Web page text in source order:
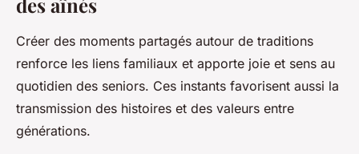
Créer des moments partagés autour de traditions
renforce les liens familiaux et apporte joie et sens au
quotidien des seniors. Ces instants favorisent aussi la
transmission des histoires et des valeurs entre
générations.